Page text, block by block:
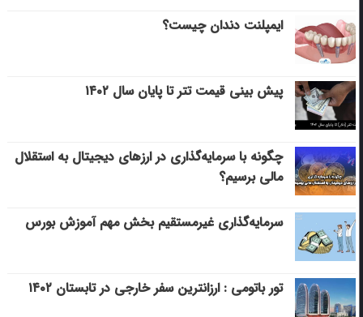
ایمپلنت دندان چیست؟
پیش بینی قیمت تتر تا پایان سال ۱۴۰۲
چگونه با سرمایه‌گذاری در ارزهای دیجیتال به استقلال
مالی برسیم؟
سرمایه‌گذاری غیرمستقیم بخش مهم آموزش بورس
تور باتومی : ارزانترین سفر خارجی در تابستان ۱۴۰۲